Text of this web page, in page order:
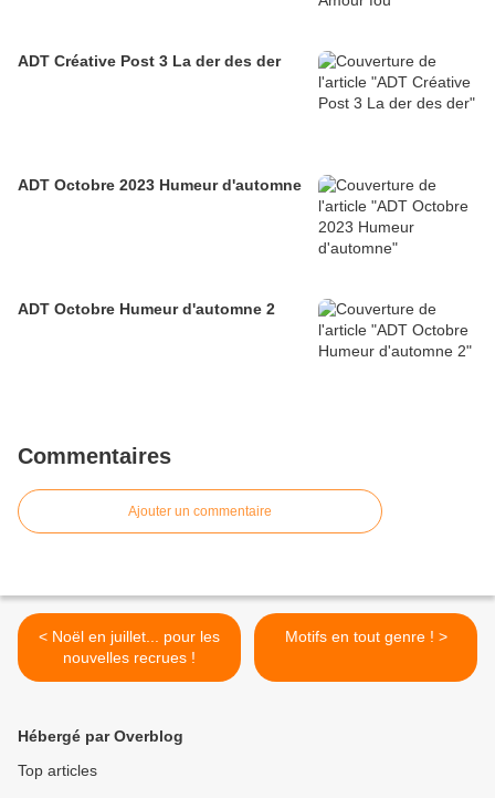
ADT Créative Post 3 La der des der
ADT Octobre 2023 Humeur d'automne
ADT Octobre Humeur d'automne 2
Commentaires
Ajouter un commentaire
< Noël en juillet... pour les
nouvelles recrues !
Motifs en tout genre ! >
Hébergé par Overblog
Top articles